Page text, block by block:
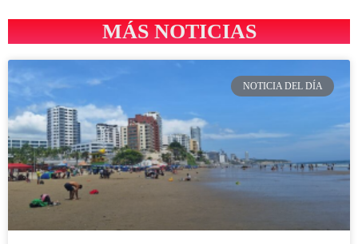
MÁS NOTICIAS
NOTICIA DEL DÍA